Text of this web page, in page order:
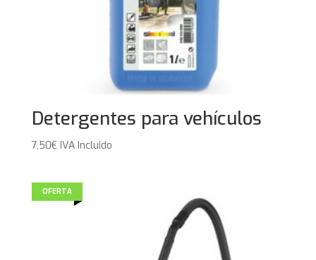
Detergentes para vehículos
7,50€ IVA Incluido
OFERTA